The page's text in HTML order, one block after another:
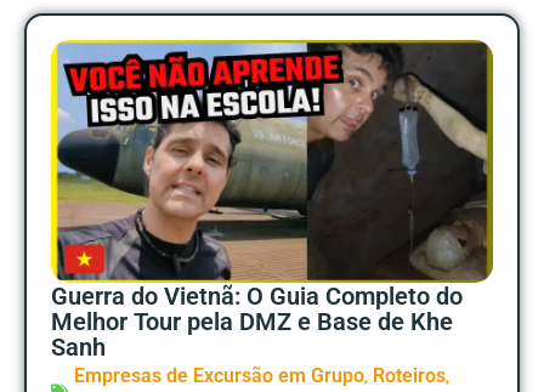
Guerra do Vietnã: O Guia Completo do
Melhor Tour pela DMZ e Base de Khe
Sanh
Empresas de Excursão em Grupo, Roteiros,